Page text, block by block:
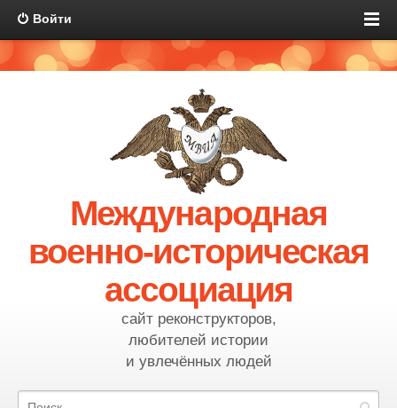
Войти
Международная
военно-историческая
ассоциация
сайт реконструкторов,
любителей истории
и увлечённых людей